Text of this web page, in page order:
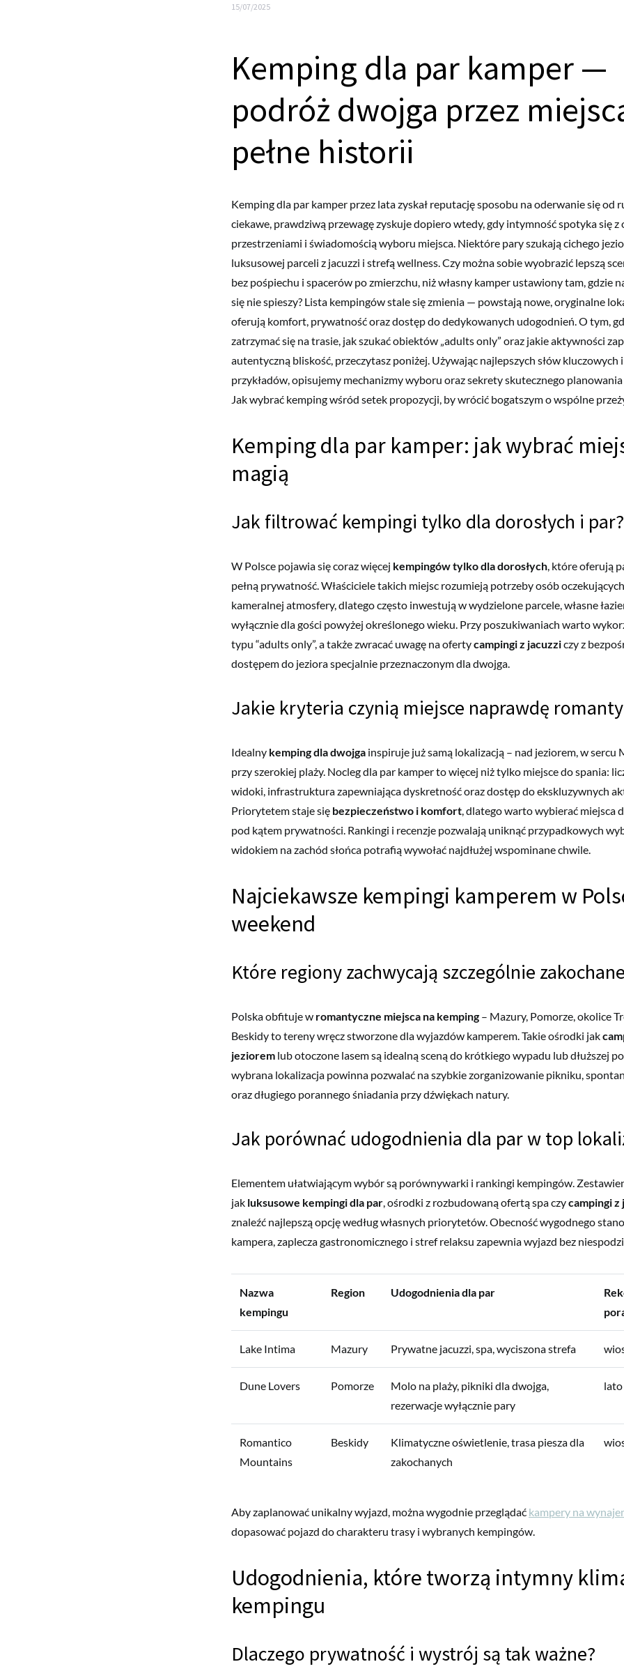
15/07/2025
Kemping dla par kamper —
podróż dwojga przez
pełne historii
Kemping dla par kamper przez lata zyskał reputację sposobu na oderwanie się od
ciekawe, prawdziwą przewagę zyskuje dopiero wtedy, gdy intymność spotyka się
przestrzeniami i świadomością wyboru miejsca. Niektóre pary szukają cichego
luksusowej parceli z jacuzzi i strefą wellness. Czy można sobie wyobrazić lepszą
bez pośpiechu i spacerów po zmierzchu, niż własny kamper ustawiony tam, gdzie
się nie spieszy? Lista kempingów stale się zmienia — powstają nowe, oryginalne
oferują komfort, prywatność oraz dostęp do dedykowanych udogodnień. O tym,
zatrzymać się na trasie, jak szukać obiektów „adults only” oraz jakie aktywności
autentyczną bliskość, przeczytasz poniżej. Używając najlepszych słów kluczowych
przykładów, opisujemy mechanizmy wyboru oraz sekrety skutecznego
Jak wybrać kemping wśród setek propozycji, by wrócić bogatszym o wspólne
Kemping dla par kamper: jak wybrać
magią
Jak filtrować kempingi tylko dla dorosłych i par?
W Polsce pojawia się coraz więcej kempingów tylko dla dorosłych, które oferują
pełną prywatność. Właściciele takich miejsc rozumieją potrzeby osób
kameralnej atmosfery, dlatego często inwestują w wydzielone parcele, własne
wyłącznie dla gości powyżej określonego wieku. Przy poszukiwaniach warto
typu “adults only”, a także zwracać uwagę na ofertycampingi z jacuzziczy z
dostępem do jeziora specjalnie przeznaczonym dla dwojga.
Jakie kryteria czynią miejsce naprawdę
Idealny kemping dla dwojga inspiruje już samą lokalizacją – nad jeziorem, w sercu
przy szerokiej plaży. Nocleg dla par kamper to więcej niż tylko miejsce do spania:
widoki, infrastruktura zapewniająca dyskretność oraz dostęp do ekskluzywnych
Priorytetem staje się bezpieczeństwo i komfort, dlatego warto wybierać miejsca
pod kątem prywatności. Rankingi i recenzje pozwalają uniknąć przypadkowych
widokiem na zachód słońca potrafią wywołać najdłużej wspominane chwile.
Najciekawsze kempingi kamperem w
weekend
Które regiony zachwycają szczególnie
Polska obfituje w romantyczne miejsca na kemping – Mazury, Pomorze, okolice
Beskidy to tereny wręcz stworzone dla wyjazdów kamperem. Takie ośrodki jak
jeziorem lub otoczone lasem są idealną sceną do krótkiego wypadu lub dłuższej
wybrana lokalizacja powinna pozwalać na szybkie zorganizowanie pikniku,
oraz długiego porannego śniadania przy dźwiękach natury.
Jak porównać udogodnienia dla par w top
Elementem ułatwiającym wybór są porównywarki i rankingi kempingów.
jak luksusowe kempingi dla par, ośrodki z rozbudowaną ofertą spa czycampingi z
znaleźć najlepszą opcję według własnych priorytetów. Obecność wygodnego
kampera, zaplecza gastronomicznego i stref relaksu zapewnia wyjazd bez
Nazwa
kempingu
Region Udogodnienia dla par
Lake Intima Mazury Prywatne jacuzzi, spa, wyciszona strefa
Dune Lovers Pomorze
Molo na plaży, pikniki dla dwojga,
rezerwacje wyłącznie pary
lato
Romantico
Mountains
Beskidy
Klimatyczne oświetlenie, trasa piesza dla
zakochanych
Aby zaplanować unikalny wyjazd, można wygodnie przeglądać kampery na
dopasować pojazd do charakteru trasy i wybranych kempingów.
Udogodnienia, które tworzą intymny
kempingu
Dlaczego prywatność i wystrój są tak ważne?